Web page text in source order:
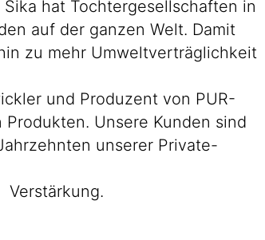
hat Tochtergesellschaften in
auf der ganzen Welt. Damit
zu mehr Umweltverträglichkeit
und Produzent von PUR-
Unsere Kunden sind
unserer Private-